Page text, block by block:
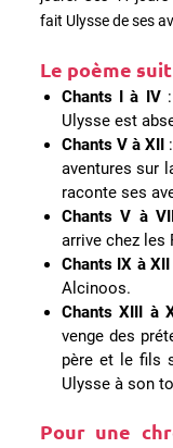
fait Ulysse de ses
Le poème
Chants I à IV
Ulysse est
Chants V à XII
aventures sur
raconte ses
Chants V à
arrive chez les
Chants IX à XII
Alcinoos.
Chants XIII à
venge des
père et le fils
Ulysse à son
Pour une